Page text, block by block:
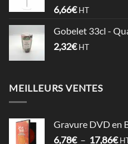
6,66€ HT
Gobelet 33cl -
2,32€ HT
MEILLEURS VENTES
Gravure DVD en
6,78€ – 17,86€